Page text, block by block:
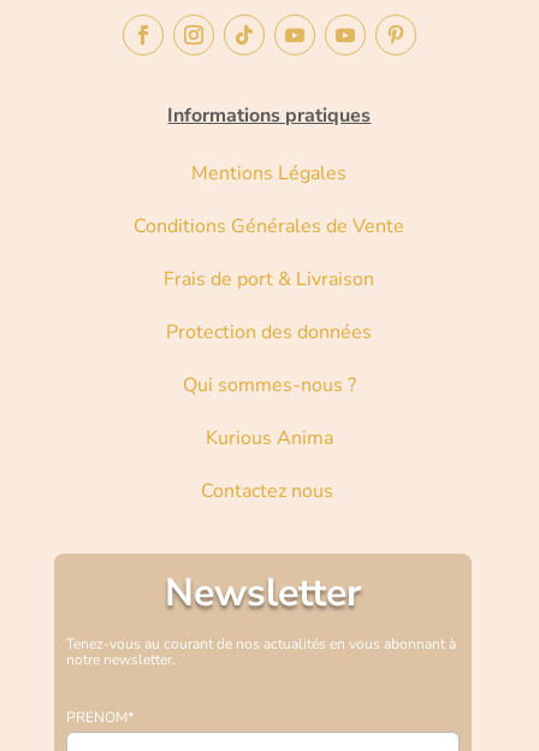
Informations pratiques
Mentions Légales
Conditions Générales de Vente
Frais de port & Livraison
Protection des données
Qui sommes-nous ?
Kurious Anima
Contactez nous
Newsletter
Tenez-vous au courant de nos actualités en vous abonnant à
notre newsletter.
PRENOM*